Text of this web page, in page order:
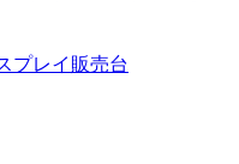
プレイ販売台